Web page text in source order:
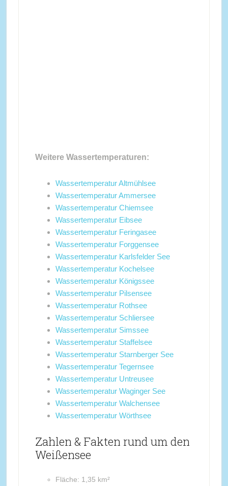
Weitere Wassertemperaturen:
Wassertemperatur Altmühlsee
Wassertemperatur Ammersee
Wassertemperatur Chiemsee
Wassertemperatur Eibsee
Wassertemperatur Feringasee
Wassertemperatur Forggensee
Wassertemperatur Karlsfelder See
Wassertemperatur Kochelsee
Wassertemperatur Königssee
Wassertemperatur Pilsensee
Wassertemperatur Rothsee
Wassertemperatur Schliersee
Wassertemperatur Simssee
Wassertemperatur Staffelsee
Wassertemperatur Starnberger See
Wassertemperatur Tegernsee
Wassertemperatur Untreusee
Wassertemperatur Waginger See
Wassertemperatur Walchensee
Wassertemperatur Wörthsee
Zahlen & Fakten rund um den
Weißensee
Fläche: 1,35 km²